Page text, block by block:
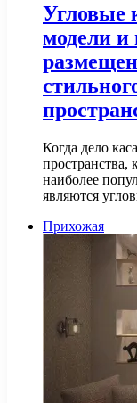
Угловые
модели и
Когда дело
пространства,
наиболее
являются
Прихожая